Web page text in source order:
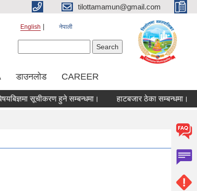
tilottamamun@gmail.com
English नेपाली
डाउनलोड CAREER
सूचीकरण हुने सम्बन्धमा। हाटबजार ठेका सम्बन्धमा।